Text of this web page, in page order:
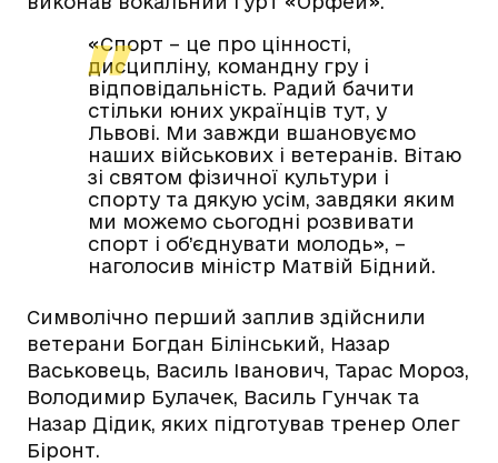
«Спорт – це про цінності,
дисципліну, командну гру і
відповідальність. Радий бачити
стільки юних українців тут, у
Львові. Ми завжди вшановуємо
наших військових і ветеранів. Вітаю
зі святом фізичної культури і
спорту та дякую усім, завдяки яким
ми можемо сьогодні розвивати
спорт і об’єднувати молодь», –
наголосив міністр Матвій Бідний.
Символічно перший заплив здійснили
ветерани Богдан Білінський, Назар
Васьковець, Василь Іванович, Тарас Мороз,
Володимир Булачек, Василь Гунчак та
Назар Дідик, яких підготував тренер Олег
Біронт.